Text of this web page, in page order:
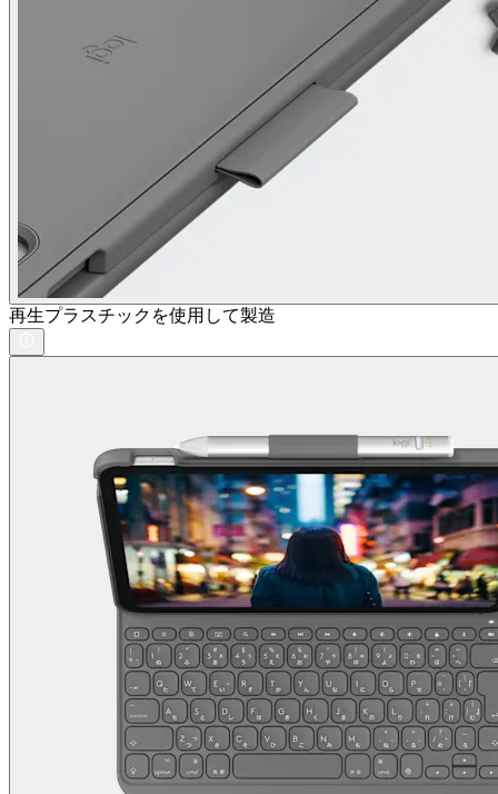
再生プラスチックを使用して製造